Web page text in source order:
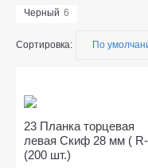
Черный 6
Сортировка:
23 Планка торцевая
левая Скиф 28 мм (
(200 шт.)